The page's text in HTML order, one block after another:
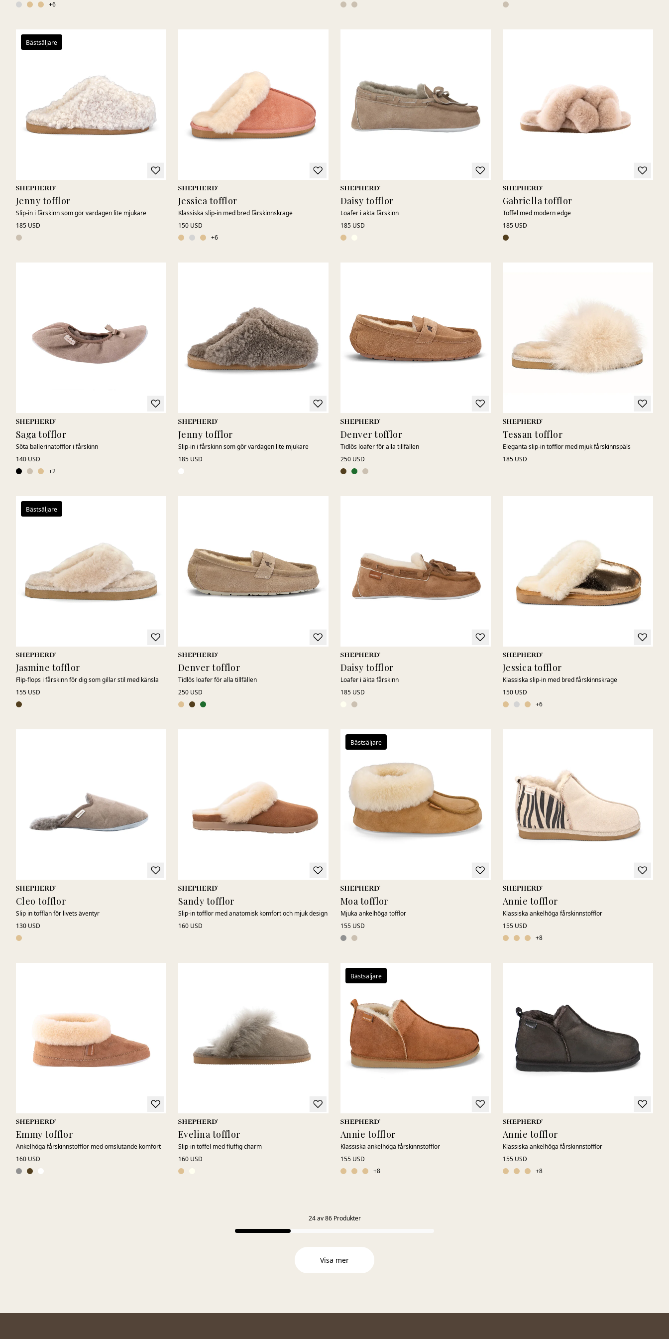
+6
Bästsäljare
Jenny tofflor
Slip-in i fårskinn som gör vardagen lite mjukare
185 USD
Jessica tofflor
Klassiska slip-in med bred fårskinnskrage
150 USD
+6
Daisy tofflor
Loafer i äkta fårskinn
185 USD
Gabriella tofflor
Toffel med modern edge
185 USD
Saga tofflor
Söta ballerinatofflor i fårskinn
140 USD
+2
Jenny tofflor
Slip-in i fårskinn som gör vardagen lite mjukare
185 USD
Denver tofflor
Tidlös loafer för alla tillfällen
250 USD
Tessan tofflor
Eleganta slip-in tofflor med mjuk fårskinnspäls
185 USD
Bästsäljare
Jasmine tofflor
Flip-flops i fårskinn för dig som gillar stil med känsla
155 USD
Denver tofflor
Tidlös loafer för alla tillfällen
250 USD
Daisy tofflor
Loafer i äkta fårskinn
185 USD
Jessica tofflor
Klassiska slip-in med bred fårskinnskrage
150 USD
+6
Cleo tofflor
Slip in tofflan för livets äventyr
130 USD
Sandy tofflor
Slip-in tofflor med anatomisk komfort och mjuk design
160 USD
Bästsäljare
Moa tofflor
Mjuka ankelhöga tofflor
155 USD
Annie tofflor
Klassiska ankelhöga fårskinnstofflor
155 USD
+8
Emmy tofflor
Ankelhöga fårskinnstofflor med omslutande komfort
160 USD
Evelina tofflor
Slip-in toffel med fluffig charm
160 USD
Bästsäljare
Annie tofflor
Klassiska ankelhöga fårskinnstofflor
155 USD
+8
Annie tofflor
Klassiska ankelhöga fårskinnstofflor
155 USD
+8
24 av 86 Produkter
Visa mer